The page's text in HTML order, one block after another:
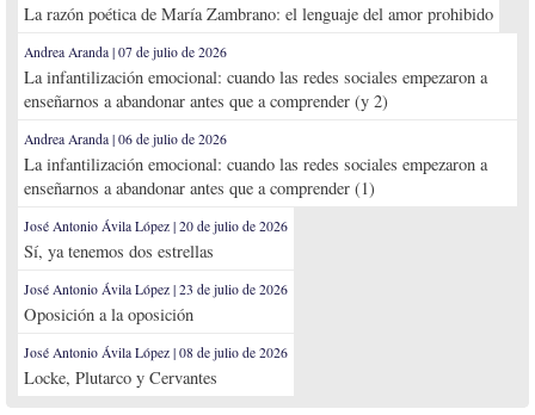
La razón poética de María Zambrano: el lenguaje del amor prohibido
Andrea Aranda | 07 de julio de 2026
La infantilización emocional: cuando las redes sociales empezaron a
enseñarnos a abandonar antes que a comprender (y 2)
Andrea Aranda | 06 de julio de 2026
La infantilización emocional: cuando las redes sociales empezaron a
enseñarnos a abandonar antes que a comprender (1)
José Antonio Ávila López | 20 de julio de 2026
Sí, ya tenemos dos estrellas
José Antonio Ávila López | 23 de julio de 2026
Oposición a la oposición
José Antonio Ávila López | 08 de julio de 2026
Locke, Plutarco y Cervantes